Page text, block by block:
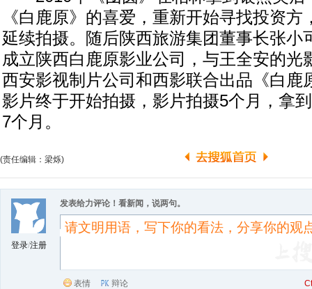
《白鹿原》的喜爱，重新开始寻找投资方
延续拍摄。随后陕西旅游集团董事长张小
成立陕西白鹿原影业公司，与王全安的光
西安影视制片公司和西影联合出品《白鹿
影片终于开始拍摄，影片拍摄5个月，拿
7个月。
(责任编辑：梁烁)
登录/注册
发表给力评论！看新闻，说两句。
表情 辩论